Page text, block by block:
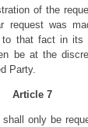
of the
request was
that fact in its
be at the
Party.
Article 7
only be